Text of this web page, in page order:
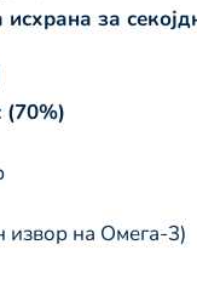
за
(70%)
извор на Омега-3)